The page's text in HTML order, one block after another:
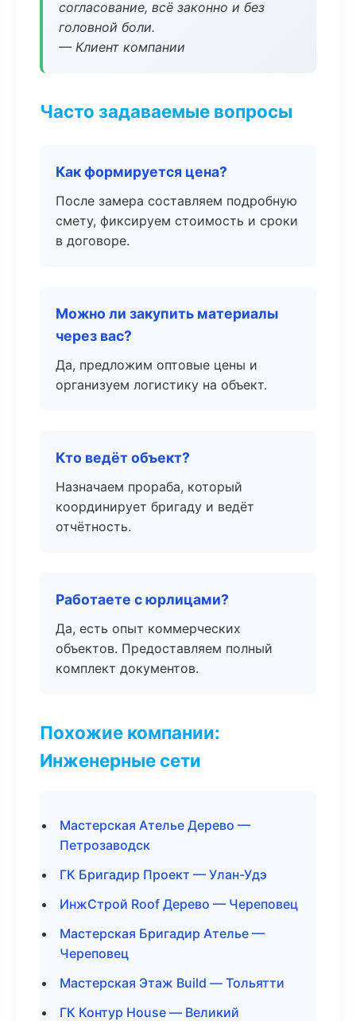
согласование, всё законно и без
головной боли.
— Клиент компании
Часто задаваемые вопросы
Как формируется цена?
После замера составляем подробную
смету, фиксируем стоимость и сроки
в договоре.
Можно ли закупить материалы
через вас?
Да, предложим оптовые цены и
организуем логистику на объект.
Кто ведёт объект?
Назначаем прораба, который
координирует бригаду и ведёт
отчётность.
Работаете с юрлицами?
Да, есть опыт коммерческих
объектов. Предоставляем полный
комплект документов.
Похожие компании:
Инженерные сети
Мастерская Ателье Дерево —
Петрозаводск
ГК Бригадир Проект — Улан-Удэ
ИнжСтрой Roof Дерево — Череповец
Мастерская Бригадир Ателье —
Череповец
Мастерская Этаж Build — Тольятти
ГК Контур House — Великий